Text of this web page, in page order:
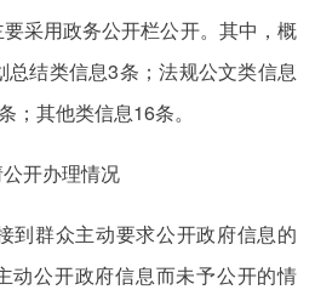
采用政务公开栏公开。其中，概
结类信息3条；法规公文类信息
；其他类信息16条。
开办理情况
到群众主动要求公开政府信息的
动公开政府信息而未予公开的情